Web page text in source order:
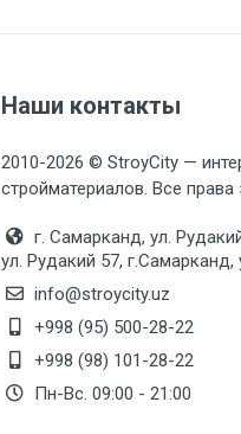
Наши контакты
2010-2026 © StroyCity —
стройматериалов. Все
г. Самарканд, ул.
ул. Рудакий 57, г.Самарканд,
info@stroycity.uz
+998 (95) 500-28-22
+998 (98) 101-28-22
Пн-Вс. 09:00 - 21:00